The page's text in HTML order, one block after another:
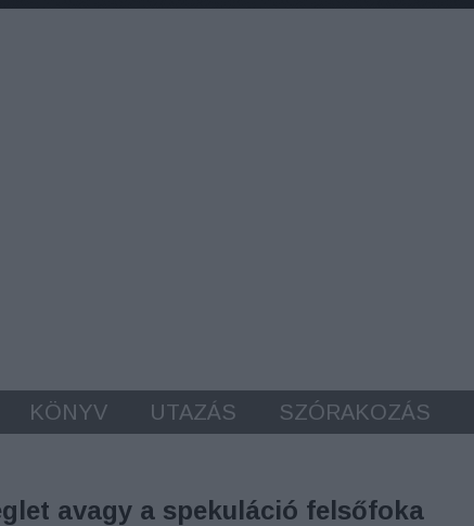
KÖNYV UTAZÁS SZÓRAKOZÁS
avagy a spekuláció felsőfoka